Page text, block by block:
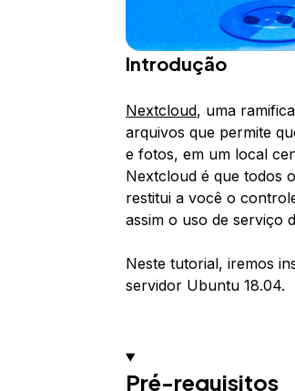
Introdução
Nextcloud, uma
arquivos que permite
e fotos, em um local
Nextcloud é que todos
restitui a você o
assim o uso de serviço
Neste tutorial, iremos
servidor Ubuntu 18.04.
Pré-requisitos